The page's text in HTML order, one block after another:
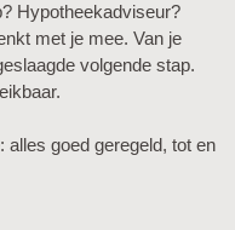
Hypotheekadviseur?
met je mee. Van je
volgende stap.
alles goed geregeld, tot en